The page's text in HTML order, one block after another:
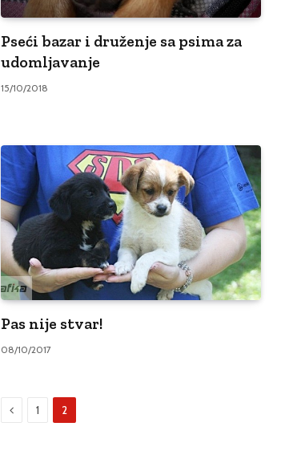
Pseći bazar i druženje sa psima za
udomljavanje
15/10/2018
Pas nije stvar!
08/10/2017
Prethodni
1 2